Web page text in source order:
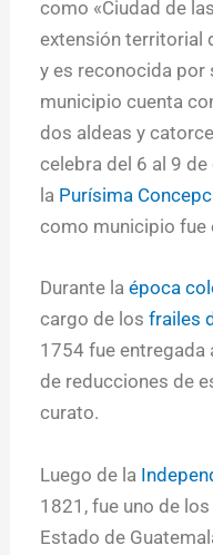
como «Ciudad de
extensión territorial
y es reconocida por
municipio cuenta
dos aldeas y
celebra del 6 al 9
la Purísima
como municipio fue
Durante laépoca
cargo de losfrailes
1754 fue entregada
de reducciones de
curato.
Luego de la
1821, fue uno de
Estado de